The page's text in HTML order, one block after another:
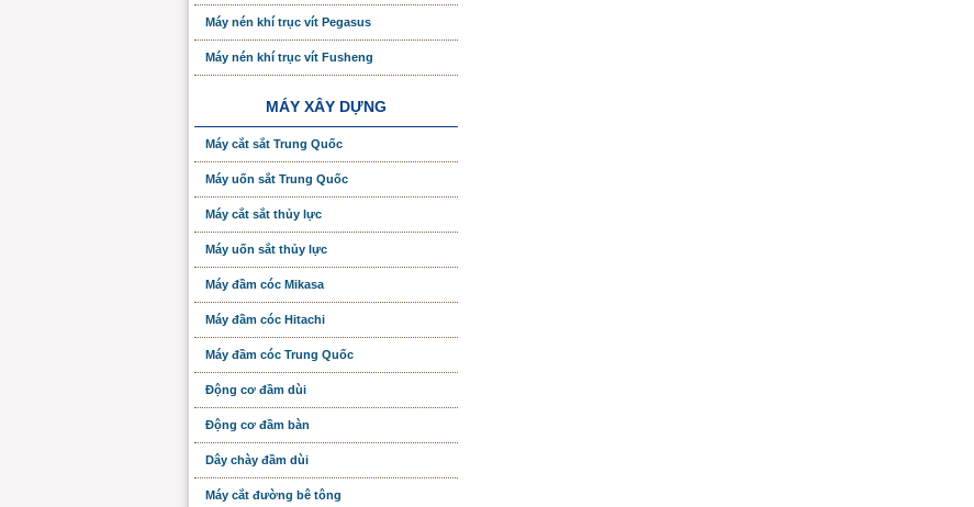
Máy nén khí trục vít Pegasus
Máy nén khí trục vít Fusheng
MÁY XÂY DỰNG
Máy cắt sắt Trung Quốc
Máy uốn sắt Trung Quốc
Máy cắt sắt thủy lực
Máy uốn sắt thủy lực
Máy đầm cóc Mikasa
Máy đầm cóc Hitachi
Máy đầm cóc Trung Quốc
Động cơ đầm dùi
Động cơ đầm bàn
Dây chày đầm dùi
Máy cắt đường bê tông